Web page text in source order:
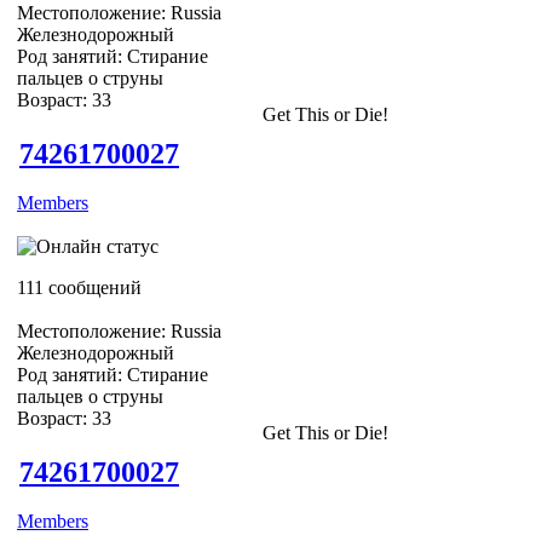
Местоположение: Russia
Железнодорожный
Род занятий: Стирание
пальцев о струны
Возраст: 33
Get This or Die!
74261700027
Members
111 сообщений
Местоположение: Russia
Железнодорожный
Род занятий: Стирание
пальцев о струны
Возраст: 33
Get This or Die!
74261700027
Members